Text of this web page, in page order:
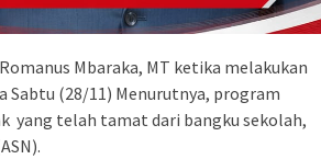
Mbaraka, MT ketika melakukan
Sabtu (28/11) Menurutnya, program
yang telah tamat dari bangku sekolah,